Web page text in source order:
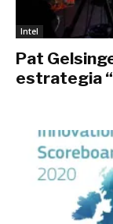
Intel
Pat
estrategia